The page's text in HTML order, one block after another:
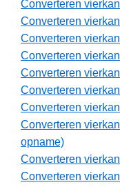
Converteren
Converteren
Converteren
Converteren
Converteren
Converteren
Converteren
Converteren
opname)
Converteren
Converteren